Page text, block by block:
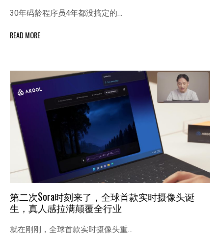
30年码龄程序员4年都没搞定的…
READ MORE
第二次Sora时刻来了，全球首款实时摄像头诞
生，真人感拉满颠覆全行业
就在刚刚，全球首款实时摄像头重…